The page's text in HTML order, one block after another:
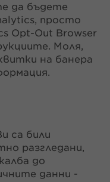
да бъдете
просто
Opt-Out Browser
Моля,
на банера
са били
разгледани,
до
данни -